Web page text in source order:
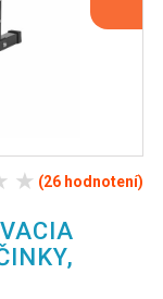
(26 hodnotení)